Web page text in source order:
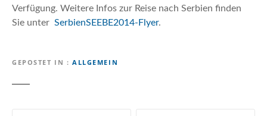
Verfügung. Weitere Infos zur Reise nach Serbien finden
Sie unter SerbienSEEBE2014-Flyer.
GEPOSTET IN ALLGEMEIN